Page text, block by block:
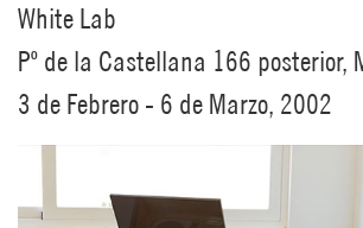
White Lab
Pº de la Castellana 166 posterior,
3 de Febrero - 6 de Marzo, 2002